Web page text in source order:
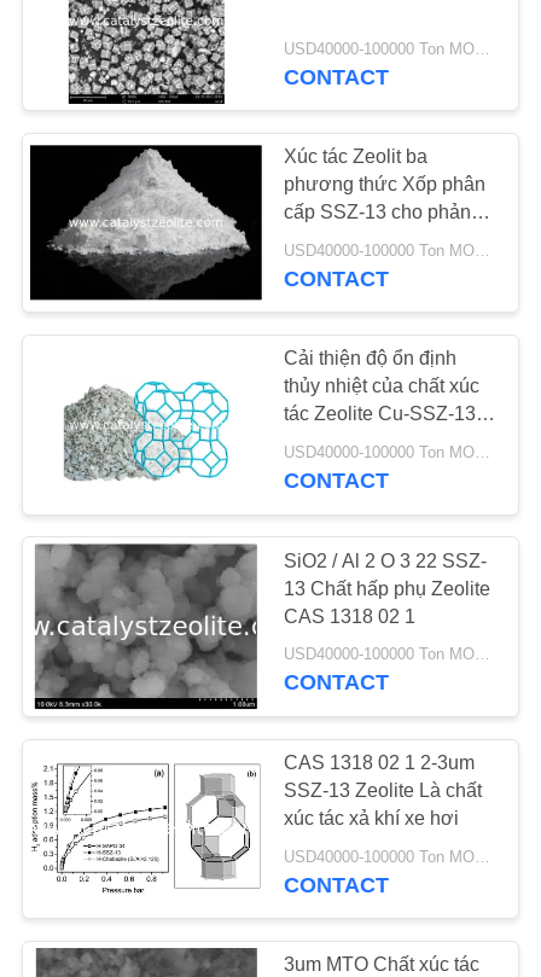
CONTACT
Xúc tác Zeolit ​​ba
phương thức Xốp phân
cấp SSZ-13 cho phản
ứng Metanol-To-Olefin
USD40000-100000 Ton MOQ:1 kg
CONTACT
Cải thiện độ ổn định
thủy nhiệt của chất xúc
tác Zeolite Cu-SSZ-13
bằng cách Loading Ce
USD40000-100000 Ton MOQ:1 kg
CONTACT
SiO2 / Al 2 O 3 22 SSZ-
13 Chất hấp phụ Zeolite
CAS 1318 02 1
USD40000-100000 Ton MOQ:1 kg
CONTACT
CAS 1318 02 1 2-3um
SSZ-13 Zeolite Là chất
xúc tác xả khí xe hơi
CONTACT
3um MTO Chất xúc tác